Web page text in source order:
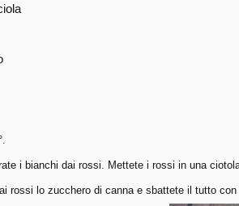
i bianchi dai rossi. Mettete i rossi in una
rossi lo zucchero di canna e sbattete il tutto con